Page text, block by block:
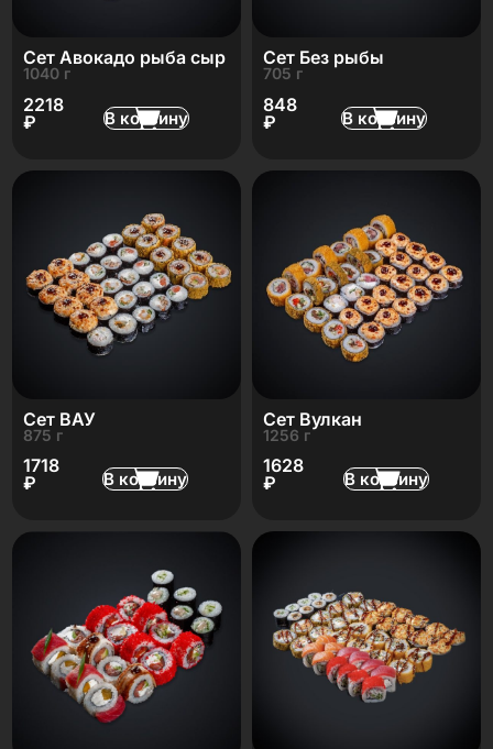
Сет Авокадо рыба сыр
1040 г
2218
₽
В корзину
Сет Без рыбы
705 г
848
₽
В корзину
Сет ВАУ
875 г
1718
₽
В корзину
Сет Вулкан
1256 г
1628
₽
В корзину